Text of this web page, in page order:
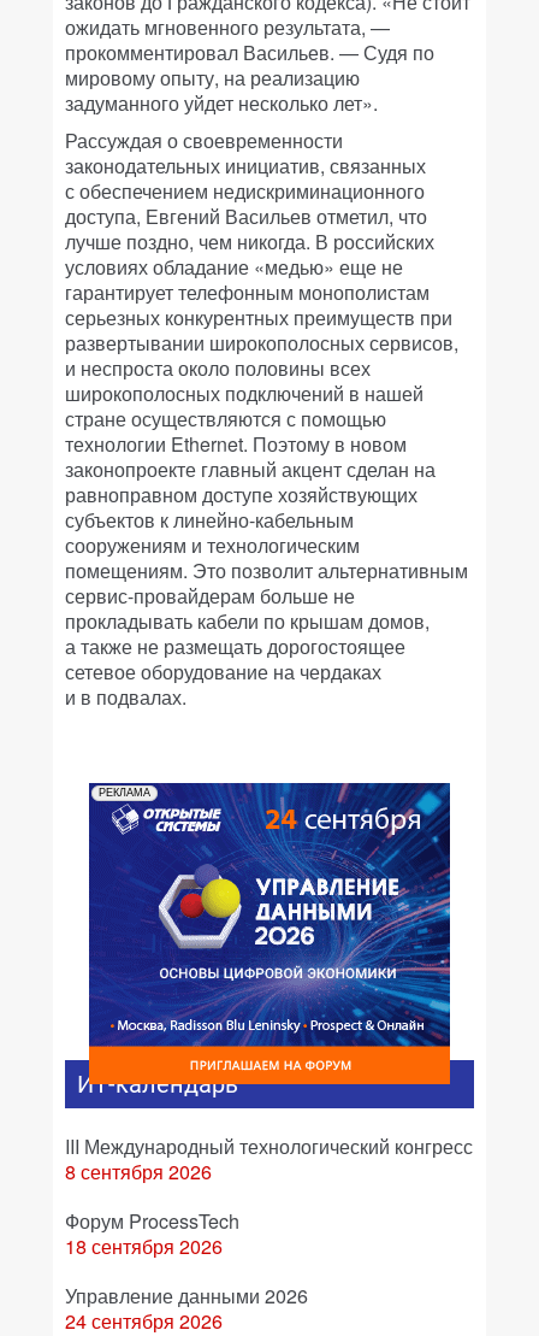
ожидать мгновенного результата, —
прокомментировал Васильев. — Судя по
мировому опыту, на реализацию
задуманного уйдет несколько лет».
Рассуждая о своевременности
законодательных инициатив, связанных
с обеспечением недискриминационного
доступа, Евгений Васильев отметил, что
лучше поздно, чем никогда. В российских
условиях обладание «медью» еще не
гарантирует телефонным монополистам
серьезных конкурентных преимуществ при
развертывании широкополосных сервисов,
и неспроста около половины всех
широкополосных подключений в нашей
стране осуществляются с помощью
технологии Ethernet. Поэтому в новом
законопроекте главный акцент сделан на
равноправном доступе хозяйствующих
субъектов к линейно-кабельным
сооружениям и технологическим
помещениям. Это позволит альтернативным
сервис-провайдерам больше не
прокладывать кабели по крышам домов,
а также не размещать дорогостоящее
сетевое оборудование на чердаках
и в подвалах.
РЕКЛАМА
ИТ-календарь
III Международный технологический конгресс
8 сентября 2026
Форум ProcessTech
18 сентября 2026
Управление данными 2026
24 сентября 2026